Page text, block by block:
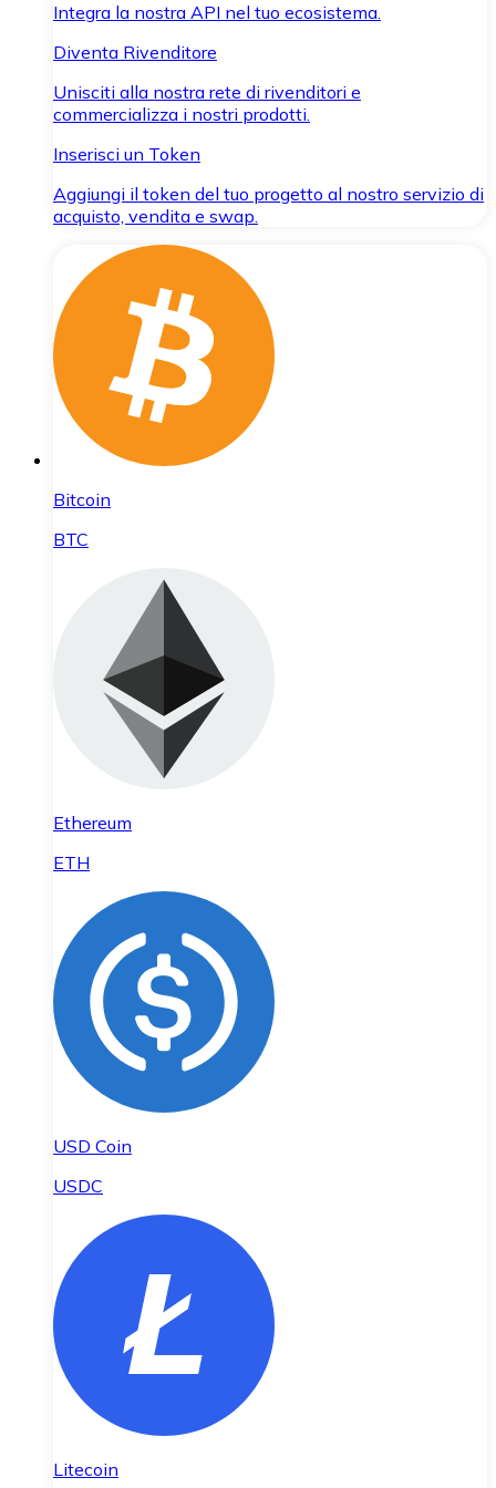
Integra la nostra API nel tuo ecosistema.
Diventa Rivenditore
Unisciti alla nostra rete di rivenditori e
commercializza i nostri prodotti.
Inserisci un Token
Aggiungi il token del tuo progetto al nostro servizio di
acquisto, vendita e swap.
Bitcoin
BTC
Ethereum
ETH
USD Coin
USDC
Litecoin